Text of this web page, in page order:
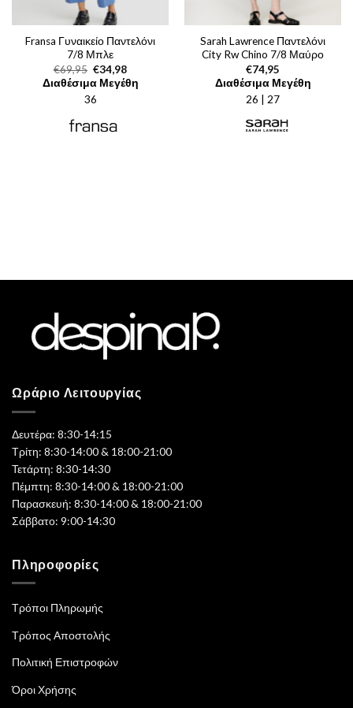
Fransa Γυναικείο Παντελόνι
7/8 Μπλε
€69,95 Original
price
was:
€69,95.
€34,98Η
τρέχουσα
τιμή
Διαθέσιμα Μεγέθη
36
Sarah Lawrence Παντελόνι
City Rw Chino 7/8 Μαύρο
€74,95
Διαθέσιμα Μεγέθη
26 | 27
Ωράριο Λειτουργίας
Δευτέρα: 8:30-14:15
Τρίτη: 8:30-14:00 & 18:00-21:00
Τετάρτη: 8:30-14:30
Πέμπτη: 8:30-14:00 & 18:00-21:00
Παρασκευή: 8:30-14:00 & 18:00-21:00
Σάββατο: 9:00-14:30
Πληροφορίες
Τρόποι Πληρωμής
Τρόπος Αποστολής
Πολιτική Επιστροφών
Όροι Χρήσης